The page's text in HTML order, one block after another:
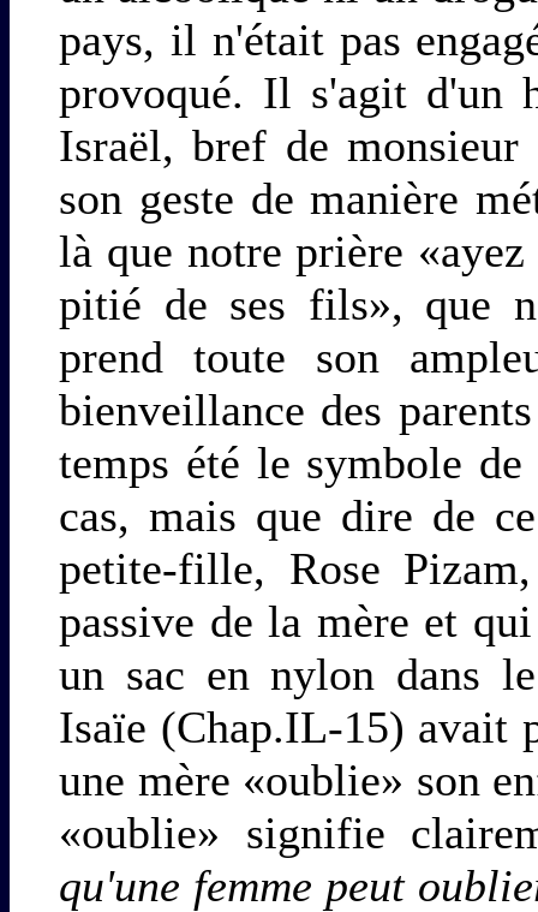
pays, il n'était pas
provoqué. Il s'agit d'un
Israël, bref de
son geste de manière
là que notre prière
pitié de ses fils», que
prend toute son
bienveillance des
temps été le symbole
cas, mais que dire de
petite-fille, Rose
passive de la mère et
un sac en nylon dans
Isaïe (Chap.IL-15) avait
une mère «oublie» son
«oublie» signifie
qu'une femme peut